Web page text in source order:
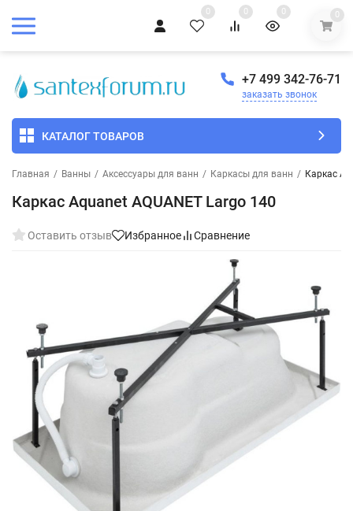
0 0 0 0
+7 499 342-76-71
заказать звонок
КАТАЛОГ ТОВАРОВ
Главная / Ванны / Аксессуары для ванн / Каркасы для ванн / Каркас
Каркас Aquanet AQUANET Largo 140
Оставить отзыв Избранное Сравнение